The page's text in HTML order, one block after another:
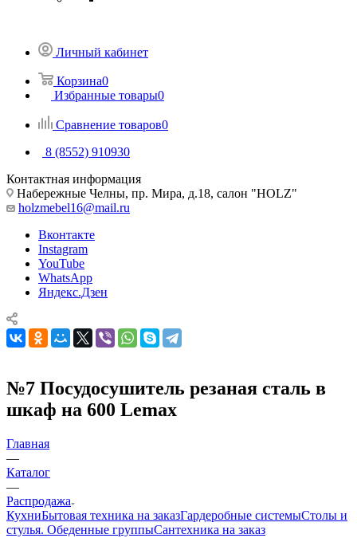
Личный кабинет
Корзина0
Избранные товары0
Сравнение товаров0
8 (8552) 910930
Контактная информация
Набережные Челны, пр. Мира, д.18, салон "HOLZ"
holzmebel16@mail.ru
Вконтакте
Instagram
YouTube
WhatsApp
Яндекс.Дзен
№7 Посудосушитель резаная сталь в
шкаф на 600 Lemax
Главная
—
Каталог
—
Распродажа
КухниБытовая техника на заказГардеробные системыСтолы и
стулья. Обеденные группыСантехника на заказ